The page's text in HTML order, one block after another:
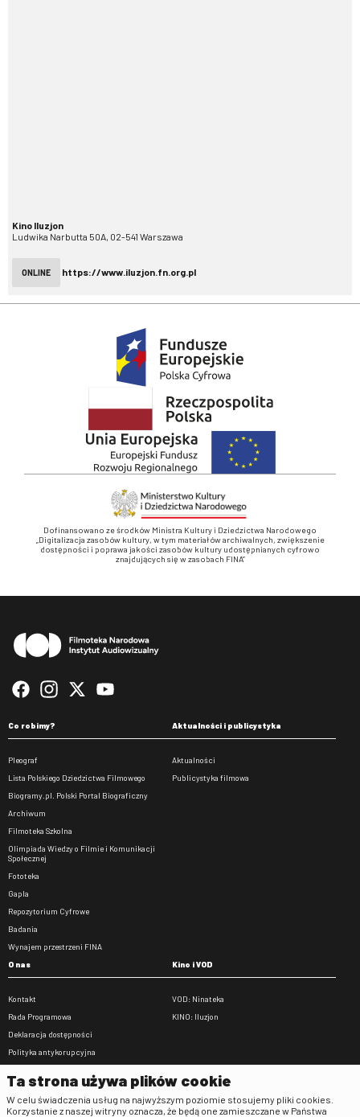
Kino Iluzjon
Ludwika Narbutta 50A, 02-541 Warszawa
ONLINE https://www.iluzjon.fn.org.pl
Dofinansowano ze środków Ministra Kultury i Dziedzictwa Narodowego
„Digitalizacja zasobów kultury, w tym materiałów archiwalnych, zwiększenie
dostępności i poprawa jakości zasobów kultury udostępnianych cyfrowo
znajdujących się w zasobach FINA”
Co robimy?
Pleograf
Lista Polskiego Dziedzictwa Filmowego
Biogramy.pl. Polski Portal Biograficzny
Archiwum
Filmoteka Szkolna
Olimpiada Wiedzy o Filmie i Komunikacji
Społecznej
Fototeka
Gapla
Repozytorium Cyfrowe
Badania
Wynajem przestrzeni FINA
Aktualności i publicystyka
Aktualności
Publicystyka filmowa
O nas
Kontakt
Rada Programowa
Deklaracja dostępności
Polityka antykorupcyjna
Zamówienia publiczne
Praca w FINA
Kino i VOD
VOD: Ninateka
KINO: Iluzjon
Ta strona używa plików cookie
W celu świadczenia usług na najwyższym poziomie stosujemy pliki cookies.
Korzystanie z naszej witryny oznacza, że będą one zamieszczane w Państwa